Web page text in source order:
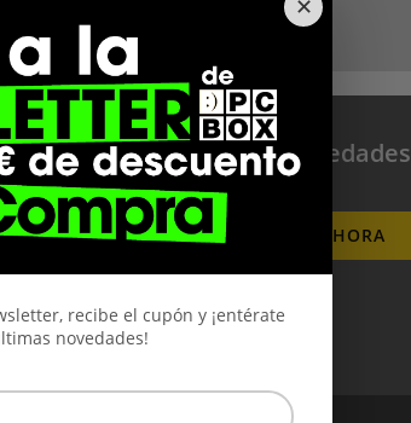
✕
recibe el cupón y ¡entérate
novedades!
las últimas noticias y novedades
SUSCRÍBETE AHORA